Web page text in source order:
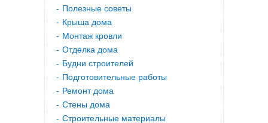
Полезные советы
Крыша дома
Монтаж кровли
Отделка дома
Будни строителей
Подготовительные работы
Ремонт дома
Стены дома
Строительные материалы